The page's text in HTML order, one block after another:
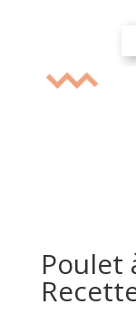
Poulet